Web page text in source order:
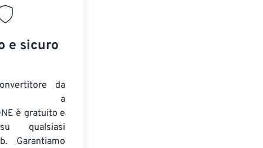
e sicuro
da
a
è gratuito e
qualsiasi
Garantiamo